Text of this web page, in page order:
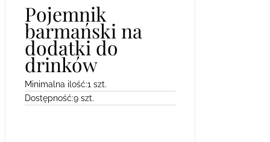
Pojemnik
barmański na
dodatki do
drinków
Minimalna ilość:1 szt.
Dostępność:9 szt.